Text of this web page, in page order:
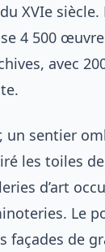
XVIe siècle.
4 500
avec
un sentier
les toiles
d’art
Le
façades de